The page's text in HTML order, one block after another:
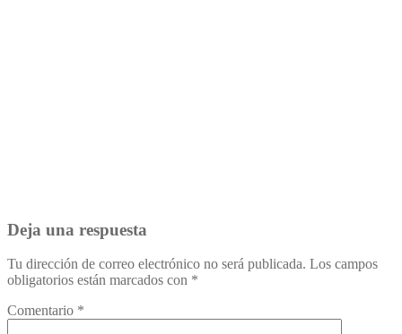
Deja una respuesta
Tu dirección de correo electrónico no será publicada. Los campos
obligatorios están marcados con *
Comentario *